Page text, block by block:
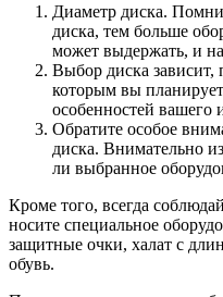
Диаметр диска.
диска, тем больше
может выдержать, и
Выбор диска зависит,
которым вы
особенностей вашего
Обратите особое
диска. Внимательно
ли выбранное
Кроме того, всегда
носите специальное
защитные очки, халат с
обувь.